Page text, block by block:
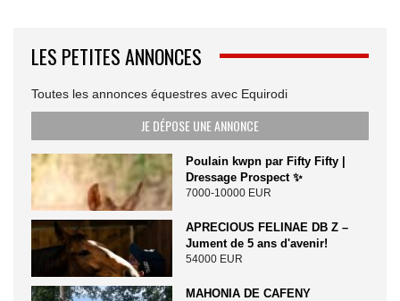
LES PETITES ANNONCES
Toutes les annonces équestres avec Equirodi
JE DÉPOSE UNE ANNONCE
Poulain kwpn par Fifty Fifty |
Dressage Prospect ✨️
7000-10000 EUR
APRECIOUS FELINAE DB Z –
Jument de 5 ans d'avenir!
54000 EUR
MAHONIA DE CAFENY